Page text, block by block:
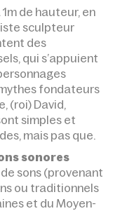
1m de hauteur, en
sculpteur
des
qui s’appuient
fondateurs
(roi) David,
simples et
mais pas que.
sonores
sons (provenant
ou traditionnels
et du Moyen-